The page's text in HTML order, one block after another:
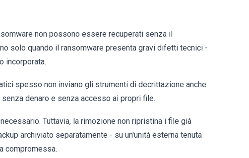
non possono essere recuperati senza il
solo quando il ransomware presenta gravi difetti tecnici -
incorporata.
spesso non inviano gli strumenti di decrittazione anche
denaro e senza accesso ai propri file.
Tuttavia, la rimozione non ripristina i file già
archiviato separatamente - su un'unità esterna tenuta
compromessa.